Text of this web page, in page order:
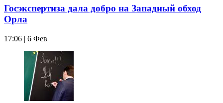
Госэкспертиза дала добро на Западный обход
Орла
17:06 | 6 Фев